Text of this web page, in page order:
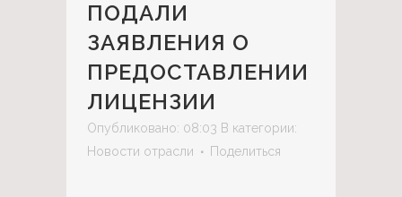
ПОДАЛИ
ЗАЯВЛЕНИЯ О
ПРЕДОСТАВЛЕНИИ
ЛИЦЕНЗИИ
Опубликовано: 08:03 В категории:
Новости отрасли
Поделиться